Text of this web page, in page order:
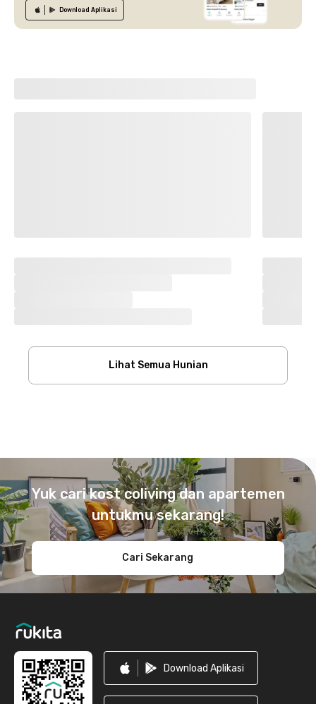
Download Aplikasi
Lihat Semua Hunian
Yuk cari kost coliving dan apartemen
untukmu sekarang!
Cari Sekarang
Download Aplikasi